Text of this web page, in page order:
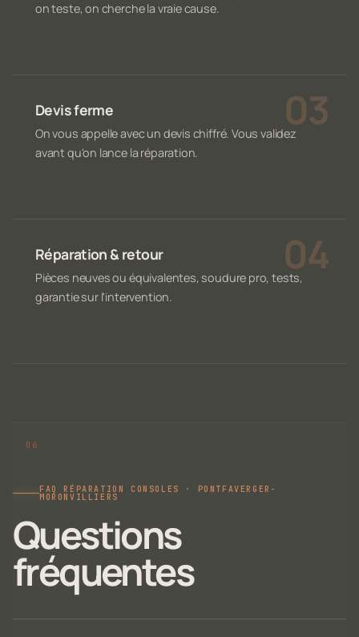
on teste, on cherche la vraie cause.
Devis ferme
On vous appelle avec un devis chiffré. Vous validez
avant qu'on lance la réparation.
Réparation & retour
Pièces neuves ou équivalentes, soudure pro, tests,
garantie sur l'intervention.
FAQ RÉPARATION CONSOLES · PONTFAVERGER-
MORONVILLIERS
Questions
fréquentes